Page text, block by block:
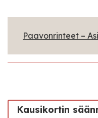
Paavonrinteet –
Kausikortin